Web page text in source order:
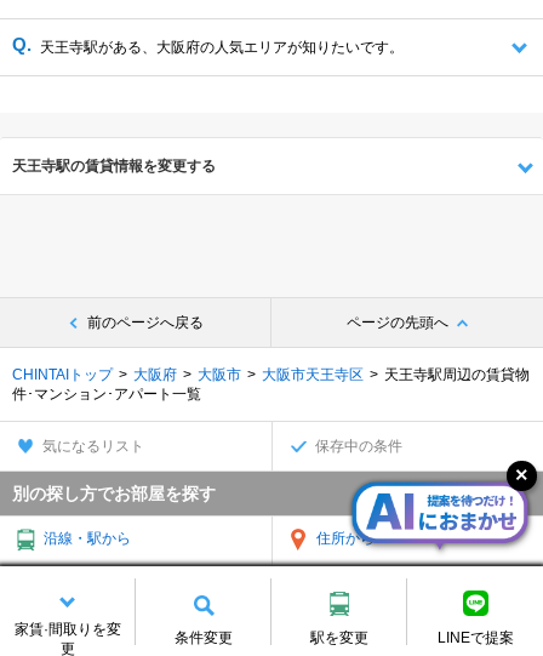
家賃·間取りを変
更
条件変更 駅を変更 LINEで提案
天王寺駅がある、大阪府の人気エリアが知りたいです。
天王寺駅の賃貸情報を変更する
前のページへ戻る ページの先頭へ
CHINTAIトップ 大阪府 大阪市 大阪市天王寺区
天王寺駅周辺の賃貸物
件･マンション･アパート一覧
気になるリスト 保存中の条件
別の探し方でお部屋を探す
沿線・駅から 住所から
物件特集から TOP